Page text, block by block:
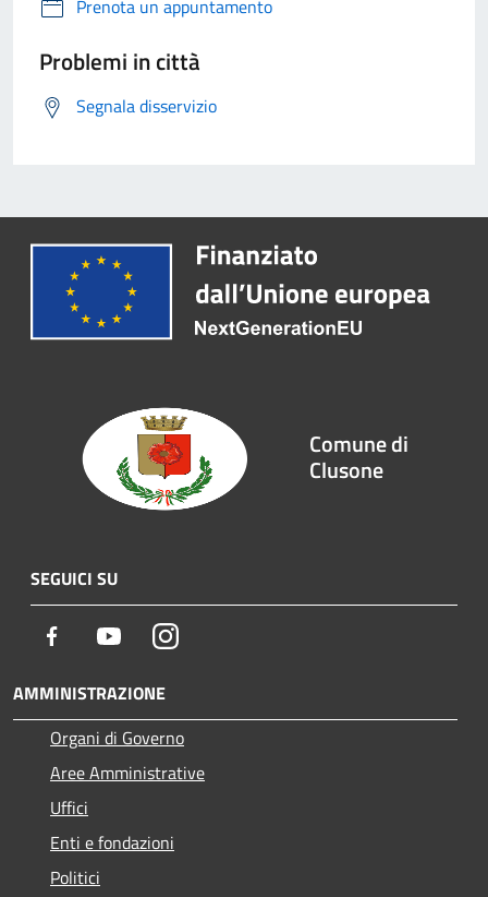
Prenota un appuntamento
Problemi in città
Segnala disservizio
Comune di
Clusone
SEGUICI SU
Facebook YoutubeInstagram
AMMINISTRAZIONE
Organi di Governo
Aree Amministrative
Uffici
Enti e fondazioni
Politici